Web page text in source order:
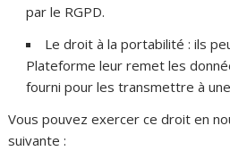
par le RGPD.
Le droit à la portabilité : ils
Plateforme leur remet les
fourni pour les transmettre à
Vous pouvez exercer ce droit en
suivante :